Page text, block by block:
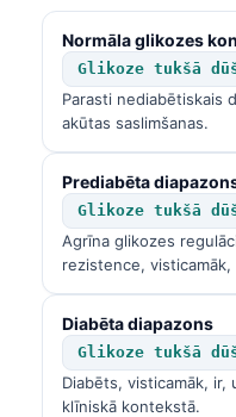
Normāla glikozes
Glikoze tukšā
Parasti nediabētiskais
akūtas saslimšanas.
Prediabēta
Glikoze tukšā
Agrīna glikozes
rezistence, visticamāk,
Diabēta diapazons
Glikoze tukšā
Diabēts, visticamāk, ir,
klīniskā kontekstā.